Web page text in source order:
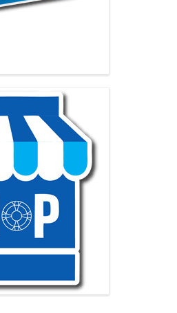
productos
adquirir productos de
u otros.